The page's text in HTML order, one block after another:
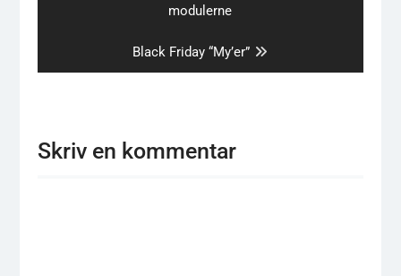
modulerne
Next
post:
Black Friday “My’er”
Skriv en kommentar